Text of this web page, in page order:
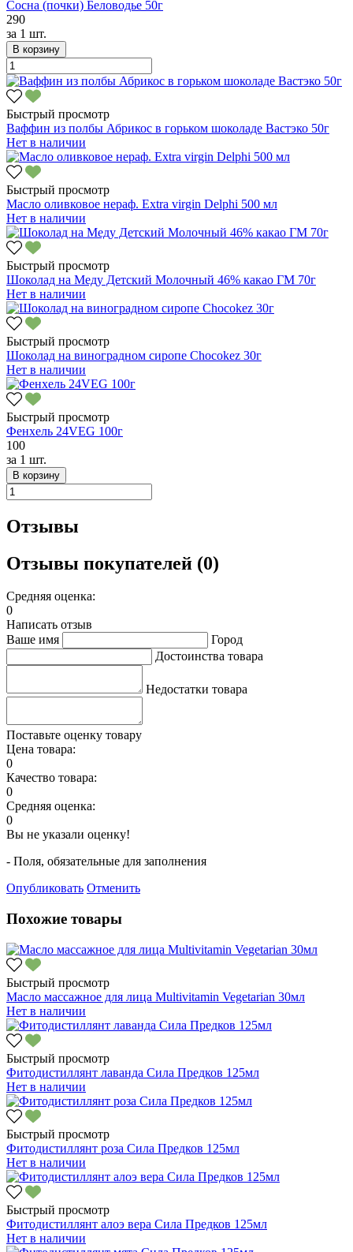
Сосна (почки) Беловодье 50г
290
за 1 шт.
В корзину
Быстрый просмотр
Ваффин из полбы Абрикос в горьком шоколаде Вастэко 50г
Нет в наличии
Быстрый просмотр
Масло оливковое нераф. Extra virgin Delphi 500 мл
Нет в наличии
Быстрый просмотр
Шоколад на Меду Детский Молочный 46% какао ГМ 70г
Нет в наличии
Быстрый просмотр
Шоколад на виноградном сиропе Chocokez 30г
Нет в наличии
Быстрый просмотр
Фенхель 24VEG 100г
100
за 1 шт.
В корзину
Отзывы
Отзывы покупателей (0)
Средняя оценка:
0
Написать отзыв
Ваше имя
Город
Достоинства товара
Недостатки товара
Поставьте оценку товару
Цена товара:
0
Качество товара:
0
Средняя оценка:
0
Вы не указали оценку!
- Поля, обязательные для заполнения
Опубликовать Отменить
Похожие товары
Быстрый просмотр
Масло массажное для лица Multivitamin Vegetarian 30мл
Нет в наличии
Быстрый просмотр
Фитодистиллянт лаванда Сила Предков 125мл
Нет в наличии
Быстрый просмотр
Фитодистиллянт роза Сила Предков 125мл
Нет в наличии
Быстрый просмотр
Фитодистиллянт алоэ вера Сила Предков 125мл
Нет в наличии